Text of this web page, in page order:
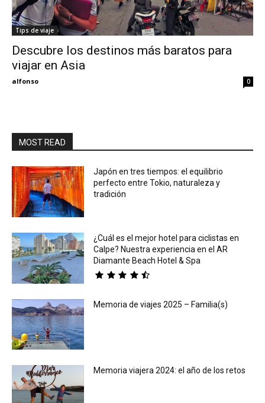
My
Tips de viaje
Descubre los destinos más baratos para
viajar en Asia
alfonso 0
MOST READ
Japón en tres tiempos: el equilibrio
perfecto entre Tokio, naturaleza y
tradición
¿Cuál es el mejor hotel para ciclistas en
Calpe? Nuestra experiencia en el AR
Diamante Beach Hotel & Spa
Memoria de viajes 2025 – Familia(s)
Memoria viajera 2024: el año de los retos